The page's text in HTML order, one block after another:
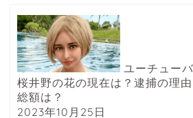
ユーチュー
桜井野の花の現在は？逮捕の理
総額は？
2023年10月25日